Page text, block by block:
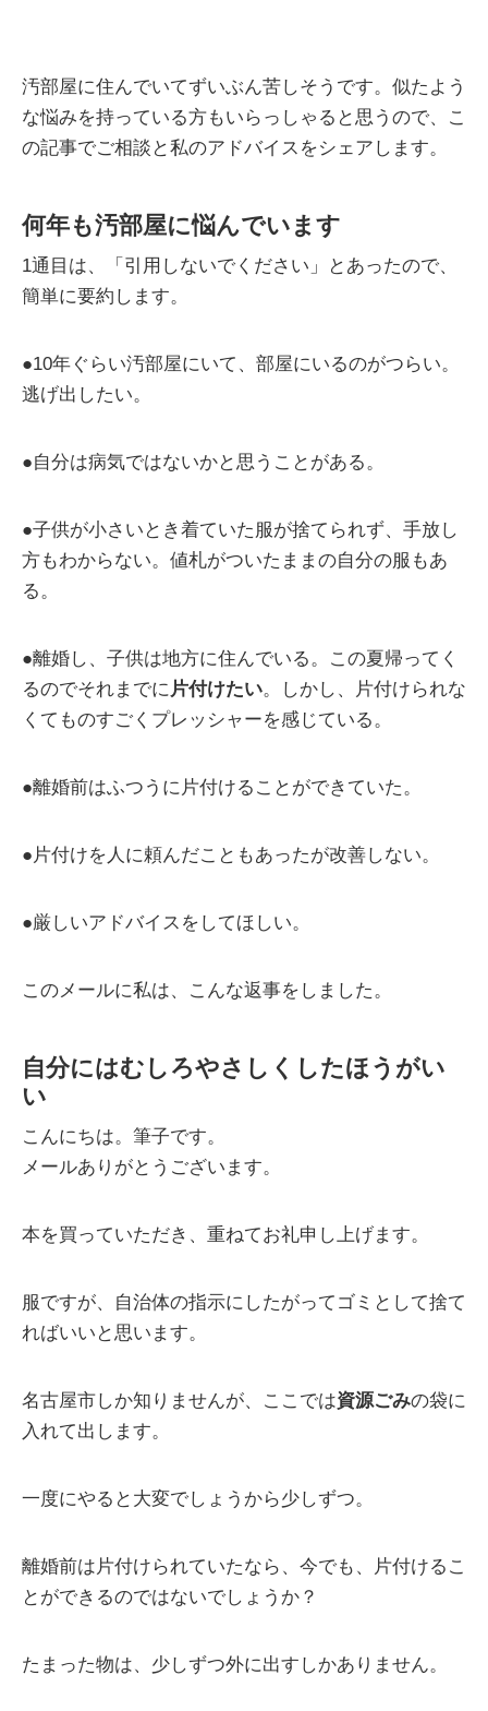
汚部屋に住んでいてずいぶん苦しそうです。似たよう
な悩みを持っている方もいらっしゃると思うので、こ
の記事でご相談と私のアドバイスをシェアします。
何年も汚部屋に悩んでいます
1通目は、「引用しないでください」とあったので、
簡単に要約します。
●10年ぐらい汚部屋にいて、部屋にいるのがつらい。
逃げ出したい。
●自分は病気ではないかと思うことがある。
●子供が小さいとき着ていた服が捨てられず、手放し
方もわからない。値札がついたままの自分の服もあ
る。
●離婚し、子供は地方に住んでいる。この夏帰ってく
るのでそれまでに片付けたい。しかし、片付けられな
くてものすごくプレッシャーを感じている。
●離婚前はふつうに片付けることができていた。
●片付けを人に頼んだこともあったが改善しない。
●厳しいアドバイスをしてほしい。
このメールに私は、こんな返事をしました。
自分にはむしろやさしくしたほうがい
い
こんにちは。筆子です。
メールありがとうございます。
本を買っていただき、重ねてお礼申し上げます。
服ですが、自治体の指示にしたがってゴミとして捨て
ればいいと思います。
名古屋市しか知りませんが、ここでは資源ごみの袋に
入れて出します。
一度にやると大変でしょうから少しずつ。
離婚前は片付けられていたなら、今でも、片付けるこ
とができるのではないでしょうか？
たまった物は、少しずつ外に出すしかありません。